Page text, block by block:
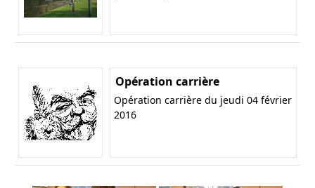
Opération carrière
Opération carrière du jeudi 04 février
2016